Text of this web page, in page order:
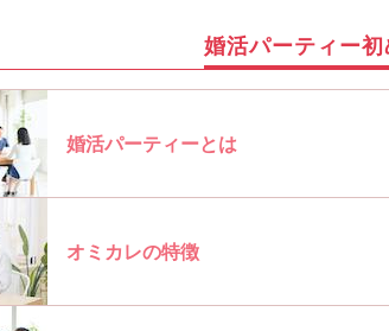
婚活パーティー
婚活パーティーとは
オミカレの特徴